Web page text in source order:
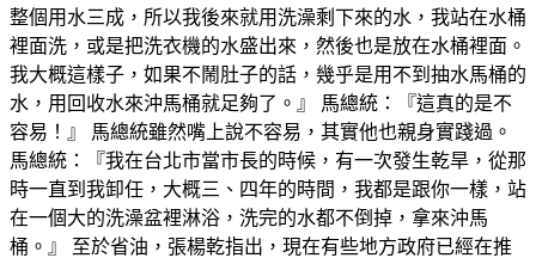
整個用水三成，所以我後來就用洗澡剩下來的水，我站在水桶
裡面洗，或是把洗衣機的水盛出來，然後也是放在水桶裡面。
我大概這樣子，如果不鬧肚子的話，幾乎是用不到抽水馬桶的
水，用回收水來沖馬桶就足夠了。』 馬總統：『這真的是不
容易！』 馬總統雖然嘴上說不容易，其實他也親身實踐過。
馬總統：『我在台北市當市長的時候，有一次發生乾旱，從那
時一直到我卸任，大概三、四年的時間，我都是跟你一樣，站
在一個大的洗澡盆裡淋浴，洗完的水都不倒掉，拿來沖馬
桶。』 至於省油，張楊乾指出，現在有些地方政府已經在推